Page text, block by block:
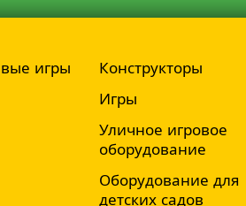
игры
Конструкторы
Игры
Уличное игровое
оборудование
Оборудование для
детских садов